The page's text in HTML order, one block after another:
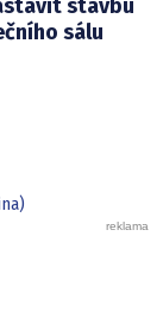
stavbu
sálu